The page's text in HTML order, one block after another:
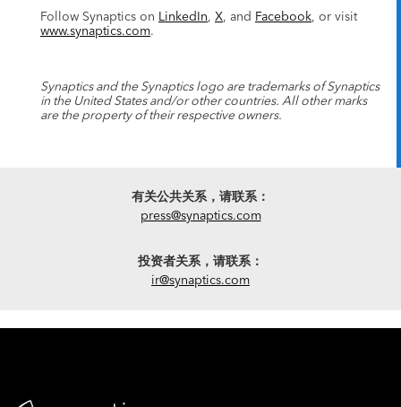
Follow Synaptics on LinkedIn, X, and Facebook, or visit
www.synaptics.com.
Synaptics and the Synaptics logo are trademarks of Synaptics
in the United States and/or other countries. All other marks
are the property of their respective owners.
有关公共关系，请联系：
press@synaptics.com
投资者关系，请联系：
ir@synaptics.com